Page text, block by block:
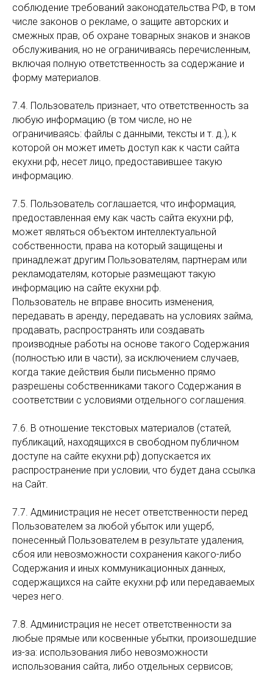
соблюдение требований законодательства РФ, в том
числе законов о рекламе, о защите авторских и
смежных прав, об охране товарных знаков и знаков
обслуживания, но не ограничиваясь перечисленным,
включая полную ответственность за содержание и
форму материалов.
7.4. Пользователь признает, что ответственность за
любую информацию (в том числе, но не
ограничиваясь: файлы с данными, тексты и т. д.), к
которой он может иметь доступ как к части сайта
екухни.рф, несет лицо, предоставившее такую
информацию.
7.5. Пользователь соглашается, что информация,
предоставленная ему как часть сайта екухни.рф,
может являться объектом интеллектуальной
собственности, права на который защищены и
принадлежат другим Пользователям, партнерам или
рекламодателям, которые размещают такую
информацию на сайте екухни.рф.
Пользователь не вправе вносить изменения,
передавать в аренду, передавать на условиях займа,
продавать, распространять или создавать
производные работы на основе такого Содержания
(полностью или в части), за исключением случаев,
когда такие действия были письменно прямо
разрешены собственниками такого Содержания в
соответствии с условиями отдельного соглашения.
7.6. В отношение текстовых материалов (статей,
публикаций, находящихся в свободном публичном
доступе на сайте екухни.рф) допускается их
распространение при условии, что будет дана ссылка
на Сайт.
7.7. Администрация не несет ответственности перед
Пользователем за любой убыток или ущерб,
понесенный Пользователем в результате удаления,
сбоя или невозможности сохранения какого-либо
Содержания и иных коммуникационных данных,
содержащихся на сайте екухни.рф или передаваемых
через него.
7.8. Администрация не несет ответственности за
любые прямые или косвенные убытки, произошедшие
из-за: использования либо невозможности
использования сайта, либо отдельных сервисов;